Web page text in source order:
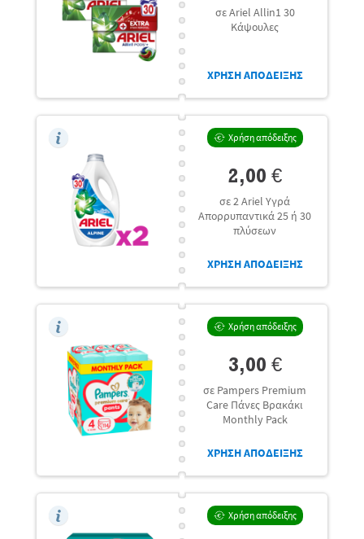
σε Ariel Allin1 30
Κάψουλες
ΧΡΗΣΗ ΑΠΟΔΕΙΞΗΣ
Χρήση απόδειξης
2,00 €
σε 2 Ariel Υγρά
Απορρυπαντικά 25 ή 30
πλύσεων
ΧΡΗΣΗ ΑΠΟΔΕΙΞΗΣ
Χρήση απόδειξης
3,00 €
σε Pampers Premium
Care Πάνες Βρακάκι
Monthly Pack
ΧΡΗΣΗ ΑΠΟΔΕΙΞΗΣ
Χρήση απόδειξης